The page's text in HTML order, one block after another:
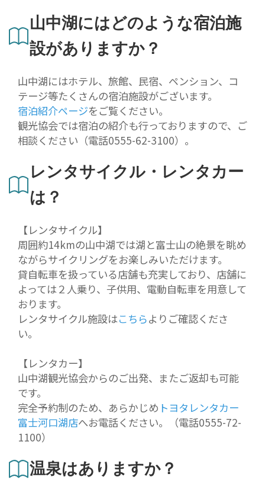
山中湖にはどのような宿泊施
設がありますか？
山中湖にはホテル、旅館、民宿、ペンション、コ
テージ等たくさんの宿泊施設がございます。
宿泊紹介ページをご覧ください。
観光協会では宿泊の紹介も行っておりますので、ご
相談ください（電話0555-62-3100）。
レンタサイクル・レンタカー
は？
【レンタサイクル】
周囲約14kmの山中湖では湖と富士山の絶景を眺め
ながらサイクリングをお楽しみいただけます。
貸自転車を扱っている店舗も充実しており、店舗に
よっては２人乗り、子供用、電動自転車を用意して
おります。
レンタサイクル施設はこちらよりご確認くださ
い。
【レンタカー】
山中湖観光協会からのご出発、またご返却も可能
です。
完全予約制のため、あらかじめ トヨタレンタカー
富士河口湖店へお電話ください。（電話0555-72-
1100）
温泉はありますか？